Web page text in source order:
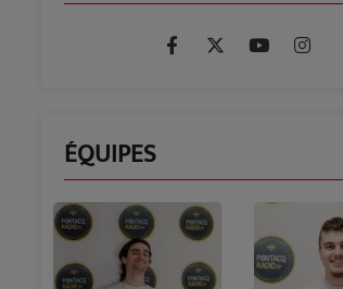
ÉQUIPES